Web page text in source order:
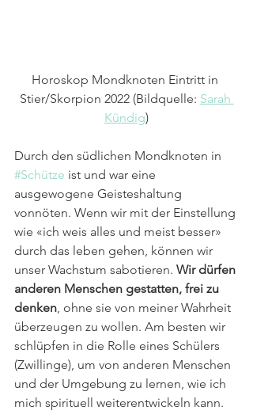
Horoskop Mondknoten Eintritt in
Stier/Skorpion 2022 (Bildquelle: Sarah
Kündig)
Durch den südlichen Mondknoten in
#Schütze ist und war eine
ausgewogene Geisteshaltung
vonnöten. Wenn wir mit der Einstellung
wie «ich weis alles und meist besser»
durch das leben gehen, können wir
unser Wachstum sabotieren. Wir dürfen
anderen Menschen gestatten, frei zu
denken , ohne sie von meiner Wahrheit
überzeugen zu wollen. Am besten wir
schlüpfen in die Rolle eines Schülers
(Zwillinge), um von anderen Menschen
und der Umgebung zu lernen, wie ich
mich spirituell weiterentwickeln kann.